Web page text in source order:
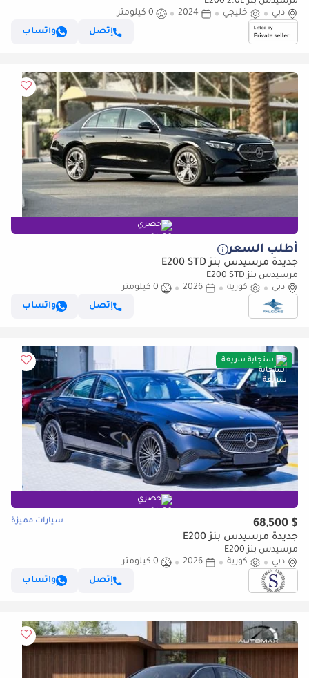
دبي
خليجي 2024
0 كيلومتر
إتصل
واتساب
حصري
أطلب السعر
جديدة مرسيدس بنز E200 STD
مرسيدس بنز E200 STD
دبي
كورية 2026
0 كيلومتر
إتصل
واتساب
استجابة سريعة
حصري
$ 68,500 سيارات مميزة
جديدة مرسيدس بنز E200
مرسيدس بنز E200
دبي
كورية 2026
0 كيلومتر
إتصل
واتساب